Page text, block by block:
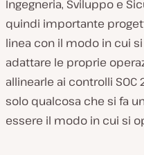
Ingegneria, Sviluppo e
quindi importante
linea con il modo in cui
adattare le proprie
allinearle ai controlli SOC
solo qualcosa che si fa
essere il modo in cui si